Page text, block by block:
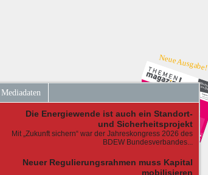
Mediadaten
Die Energiewende ist auch ein Standort-
und Sicherheitsprojekt
Mit „Zukunft sichern“ war der Jahreskongress 2026 des
BDEW Bundesverbandes...
Neuer Regulierungsrahmen muss Kapital
mobilisieren
Neue Ausgabe!